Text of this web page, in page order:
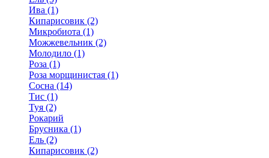
Ива (1)
Кипарисовик (2)
Микробиота (1)
Можжевельник (2)
Молодило (1)
Роза (1)
Роза морщинистая (1)
Сосна (14)
Тис (1)
Туя (2)
Рокарий
Брусника (1)
Ель (2)
Кипарисовик (2)